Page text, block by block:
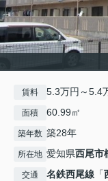
賃料 5.3万円～5.4
面積 60.99㎡
築年数 築28年
所在地 愛知県西尾市
交通 名鉄西尾線 「